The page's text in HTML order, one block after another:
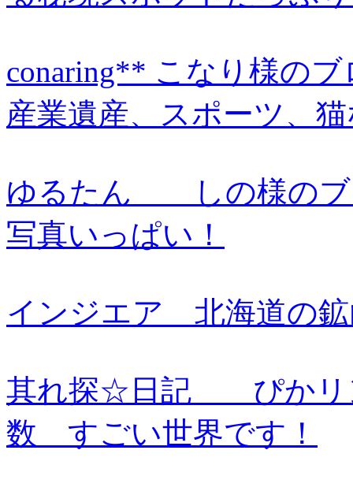
conaring** こなり様の
産業遺産、スポーツ、
ゆるたん しの様のブ
写真いっぱい！
インジエア 北海道の鉱
其れ探☆日記 ぴかリ
数 すごい世界です！